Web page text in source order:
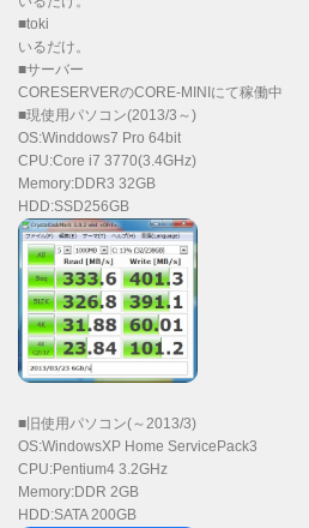
■toki
いるだけ。
■サーバー
CORESERVERのCORE-MINIにて稼働中
■現使用パソコン(2013/3～)
OS:Winddows7 Pro 64bit
CPU:Core i7 3770(3.4GHz)
Memory:DDR3 32GB
HDD:SSD256GB
■旧使用パソコン(～2013/3)
OS:WindowsXP Home ServicePack3
CPU:Pentium4 3.2GHz
Memory:DDR 2GB
HDD:SATA 200GB